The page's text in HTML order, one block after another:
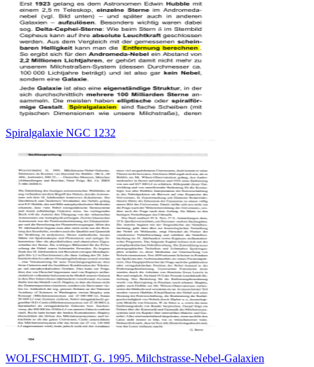
Spiralgalaxie NGC 1232
WOLFSCHMIDT, G. 1995. Milchstrasse-Nebel-Galaxien